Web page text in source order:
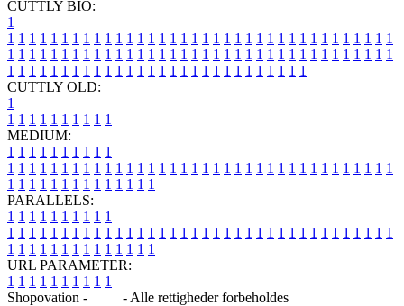
CUTTLY BIO:
1
1 1 1 1 1 1 1 1 1 1 1 1 1 1 1 1 1 1 1 1 1 1 1 1 1 1 1 1 1 1 1 1 1 1 1 1
1 1 1 1 1 1 1 1 1 1 1 1 1 1 1 1 1 1 1 1 1 1 1 1 1 1 1 1 1 1 1 1 1 1 1 1
1 1 1 1 1 1 1 1 1 1 1 1 1 1 1 1 1 1 1 1 1 1 1 1 1 1 1 1
CUTTLY OLD:
1
1 1 1 1 1 1 1 1 1 1
MEDIUM:
1 1 1 1 1 1 1 1 1 1
1 1 1 1 1 1 1 1 1 1 1 1 1 1 1 1 1 1 1 1 1 1 1 1 1 1 1 1 1 1 1 1 1 1 1 1
1 1 1 1 1 1 1 1 1 1 1 1 1 1
PARALLELS:
1 1 1 1 1 1 1 1 1 1
1 1 1 1 1 1 1 1 1 1 1 1 1 1 1 1 1 1 1 1 1 1 1 1 1 1 1 1 1 1 1 1 1 1 1 1
1 1 1 1 1 1 1 1 1 1 1 1 1 1
URL PARAMETER:
1 1 1 1 1 1 1 1 1 1
Shopovation -
- Alle rettigheder forbeholdes